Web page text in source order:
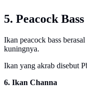
5. Peacock Bass
Ikan peacock bass
kuningnya.
Ikan yang akrab disebut
6. Ikan Channa